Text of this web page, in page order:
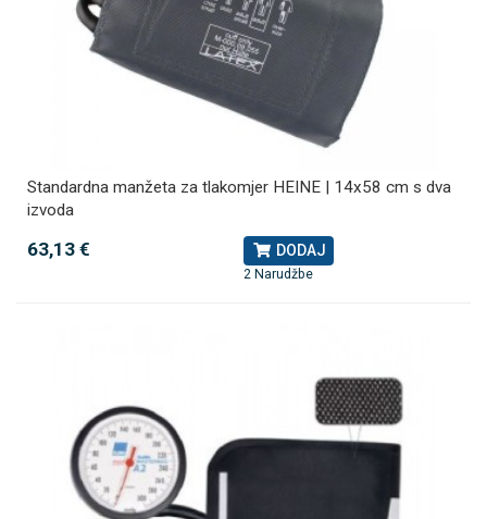
Standardna manžeta za tlakomjer HEINE | 14x58 cm s dva
izvoda
63,13 € DODAJ
2 Narudžbe